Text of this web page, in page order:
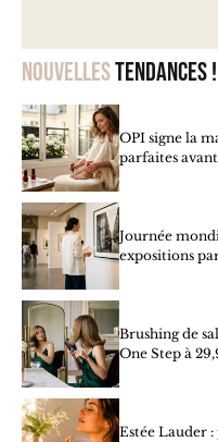
Nouvellestendances !
OPI signe la
parfaites avant
Journée
expositions
Brushing de
One Step à
Estée Lauder